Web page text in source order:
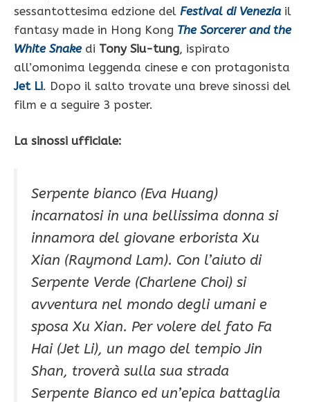
sessantottesima edzione del Festival di Venezia il
fantasy made in Hong Kong The Sorcerer and the
White Snakedi Tony Siu-tung, ispirato
all’omonima leggenda cinese e con protagonista
Jet Li. Dopo il salto trovate una breve sinossi del
film e a seguire 3 poster.
La sinossi ufficiale:
Serpente bianco (Eva Huang)
incarnatosi in una bellissima donna si
innamora del giovane erborista Xu
Xian (Raymond Lam). Con l’aiuto di
Serpente Verde (Charlene Choi) si
avventura nel mondo degli umani e
sposa Xu Xian. Per volere del fato Fa
Hai (Jet Li), un mago del tempio Jin
Shan, troverà sulla sua strada
Serpente Bianco ed un’epica battaglia